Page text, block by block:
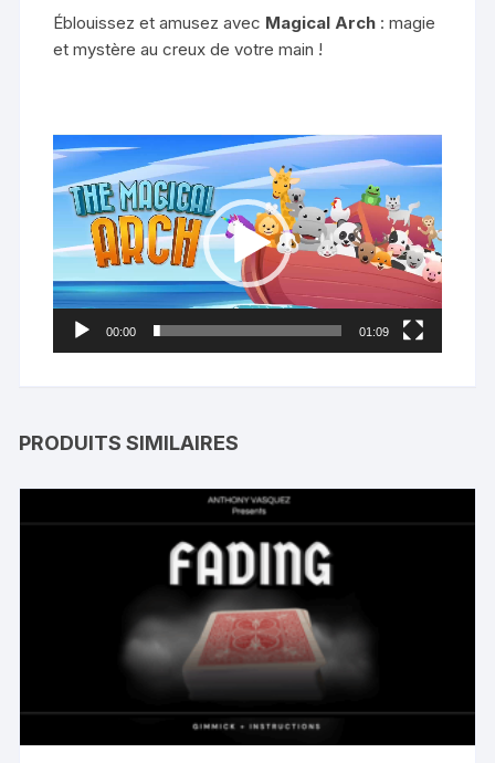
Éblouissez et amusez avec Magical Arch : magie
et mystère au creux de votre main !
Lecteur
vidéo
00:00 01:09
PRODUITS SIMILAIRES